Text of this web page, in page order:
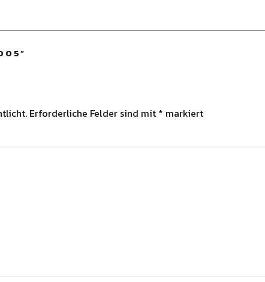
”
Erforderliche Felder sind mit * markiert